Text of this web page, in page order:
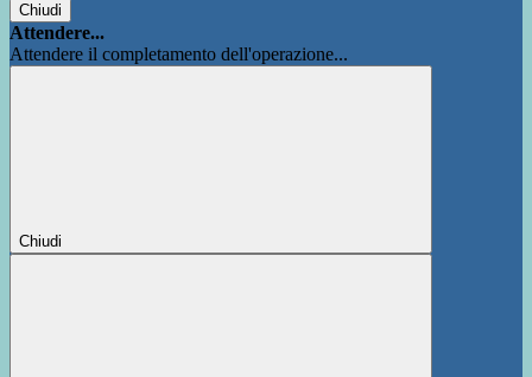
Chiudi
Attendere...
Attendere il completamento dell'operazione...
Chiudi